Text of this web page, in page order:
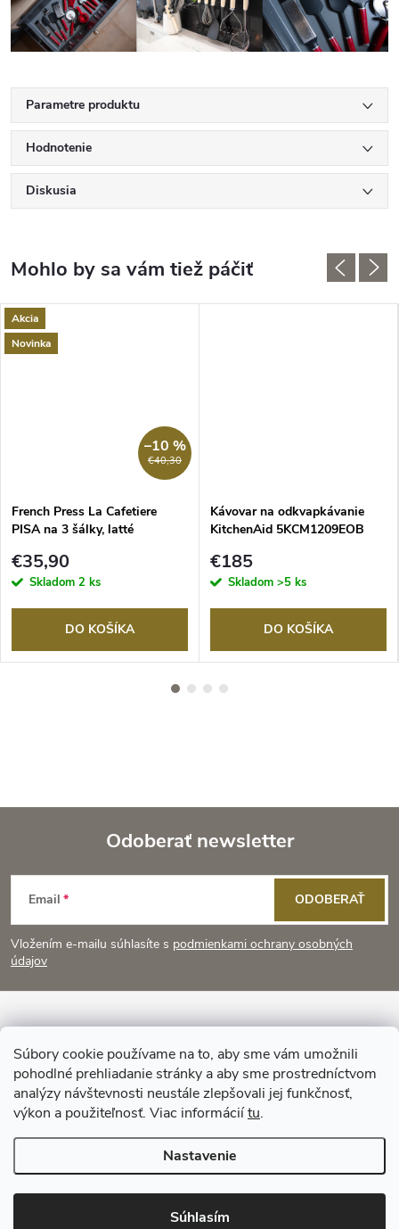
Súbory cookie používame na to, aby sme vám umožnili
pohodlné prehliadanie stránky a aby sme prostredníctvom
analýzy návštevnosti neustále zlepšovali jej funkčnosť,
výkon a použiteľnosť. Viac informáciítu.
Nastavenie
Súhlasím
Parametre produktu
Hodnotenie
Diskusia
Akcia
Novinka
€40,30
–10 %
French Press La Cafetiere
PISA na 3 šálky, latté
€35,90
Skladom 2 ks
DO KOŠÍKA
Kávovar na odkvapkávanie
KitchenAid 5KCM1209EOB
€185
Skladom >5 ks
DO KOŠÍKA
Z
á
p
ä
e
Odoberať newsletter
Email
Vložením e-mailu súhlasíte s podmienkami ochrany osobných
údajov
ODOBERAŤ
Informácie pre vás
Prijímame online platby
Copyright 2026KitchenStyle. Všetky práva vyhradené.